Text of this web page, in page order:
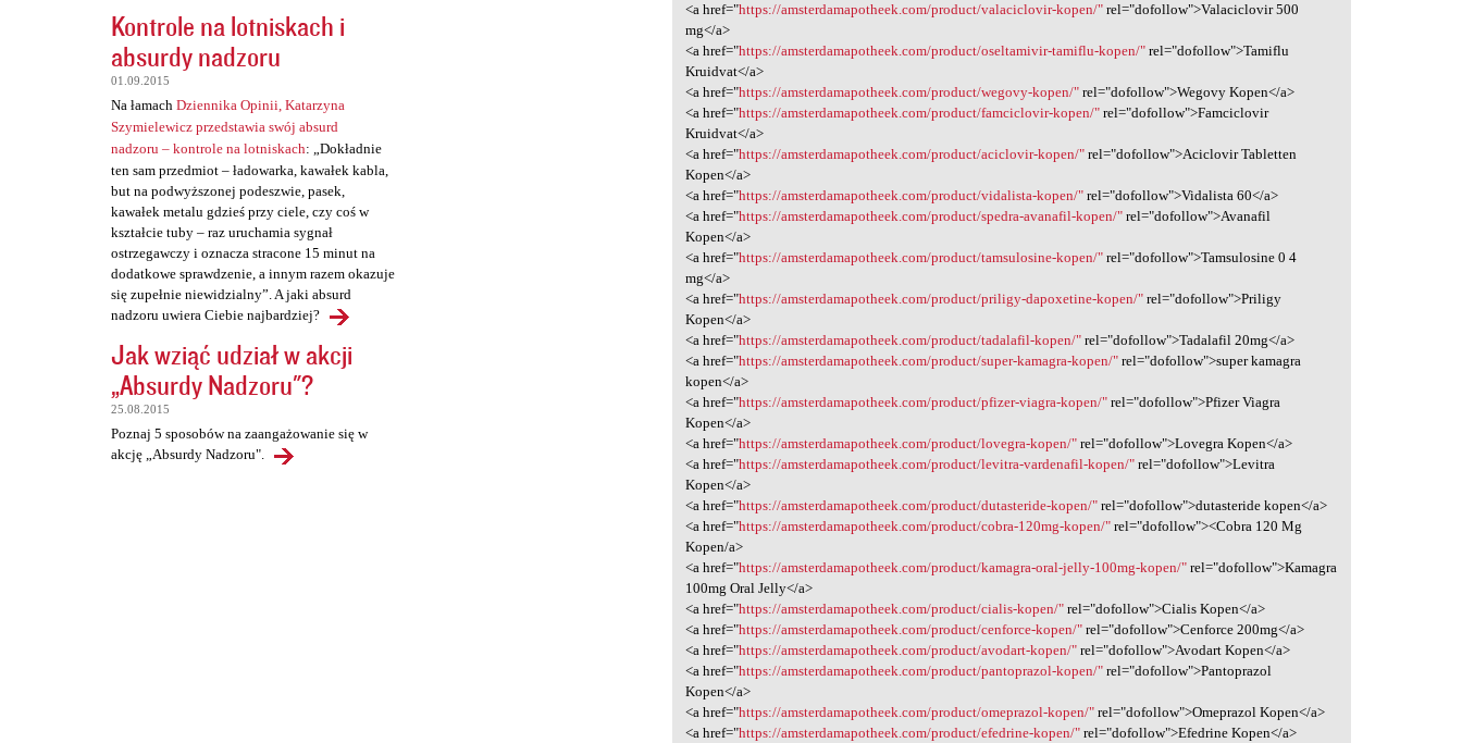
Kontrole na lotniskach i
absurdy nadzoru
01.09.2015
Na łamach Dziennika Opinii, Katarzyna
Szymielewicz przedstawia swój absurd
nadzoru – kontrole na lotniskach: „Dokładnie
ten sam przedmiot – ładowarka, kawałek kabla,
but na podwyższonej podeszwie, pasek,
kawałek metalu gdzieś przy ciele, czy coś w
kształcie tuby – raz uruchamia sygnał
ostrzegawczy i oznacza stracone 15 minut na
dodatkowe sprawdzenie, a innym razem okazuje
się zupełnie niewidzialny”. A jaki absurd
nadzoru uwiera Ciebie najbardziej?
Jak wziąć udział w akcji
„Absurdy Nadzoru"?
25.08.2015
Poznaj 5 sposobów na zaangażowanie się w
akcję „Absurdy Nadzoru".
<a href="https://amsterdamapotheek.com/product/valaciclovir-kopen/" rel="dofollow">Valaciclovir 500
mg</a>
<a href="https://amsterdamapotheek.com/product/oseltamivir-tamiflu-kopen/" rel="dofollow">Tamiflu
Kruidvat</a>
<a href="https://amsterdamapotheek.com/product/wegovy-kopen/" rel="dofollow">Wegovy Kopen</a>
<a href="https://amsterdamapotheek.com/product/famciclovir-kopen/" rel="dofollow">Famciclovir
Kruidvat</a>
<a href="https://amsterdamapotheek.com/product/aciclovir-kopen/" rel="dofollow">Aciclovir Tabletten
Kopen</a>
<a href="https://amsterdamapotheek.com/product/vidalista-kopen/" rel="dofollow">Vidalista 60</a>
<a href="https://amsterdamapotheek.com/product/spedra-avanafil-kopen/" rel="dofollow">Avanafil
Kopen</a>
<a href="https://amsterdamapotheek.com/product/tamsulosine-kopen/" rel="dofollow">Tamsulosine 0 4
mg</a>
<a href="https://amsterdamapotheek.com/product/priligy-dapoxetine-kopen/" rel="dofollow">Priligy
Kopen</a>
<a href="https://amsterdamapotheek.com/product/tadalafil-kopen/" rel="dofollow">Tadalafil 20mg</a>
<a href="https://amsterdamapotheek.com/product/super-kamagra-kopen/" rel="dofollow">super kamagra
kopen</a>
<a href="https://amsterdamapotheek.com/product/pfizer-viagra-kopen/" rel="dofollow">Pfizer Viagra
Kopen</a>
<a href="https://amsterdamapotheek.com/product/lovegra-kopen/" rel="dofollow">Lovegra Kopen</a>
<a href="https://amsterdamapotheek.com/product/levitra-vardenafil-kopen/" rel="dofollow">Levitra
Kopen</a>
<a href="https://amsterdamapotheek.com/product/dutasteride-kopen/" rel="dofollow">dutasteride kopen</a>
<a href="https://amsterdamapotheek.com/product/cobra-120mg-kopen/" rel="dofollow"><Cobra 120 Mg
Kopen/a>
<a href="https://amsterdamapotheek.com/product/kamagra-oral-jelly-100mg-kopen/" rel="dofollow">Kamagra
100mg Oral Jelly</a>
<a href="https://amsterdamapotheek.com/product/cialis-kopen/" rel="dofollow">Cialis Kopen</a>
<a href="https://amsterdamapotheek.com/product/cenforce-kopen/" rel="dofollow">Cenforce 200mg</a>
<a href="https://amsterdamapotheek.com/product/avodart-kopen/" rel="dofollow">Avodart Kopen</a>
<a href="https://amsterdamapotheek.com/product/pantoprazol-kopen/" rel="dofollow">Pantoprazol
Kopen</a>
<a href="https://amsterdamapotheek.com/product/omeprazol-kopen/" rel="dofollow">Omeprazol Kopen</a>
<a href="https://amsterdamapotheek.com/product/efedrine-kopen/" rel="dofollow">Efedrine Kopen</a>